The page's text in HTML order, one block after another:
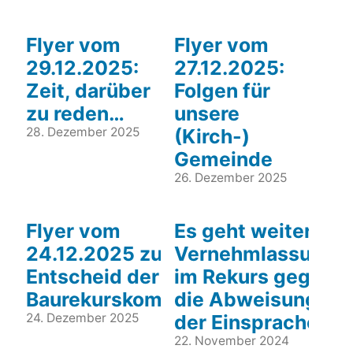
Flyer vom
29.12.2025:
Zeit, darüber
zu reden…
28. Dezember 2025
Flyer vom
27.12.2025:
Folgen für
unsere
(Kirch-)
Gemeinde
26. Dezember 2025
Flyer vom
24.12.2025 zum
Entscheid der
Baurekurskomission
24. Dezember 2025
Es geht weiter!
Vernehmlassung
im Rekurs gegen
die Abweisung
der Einsprachen.
22. November 2024